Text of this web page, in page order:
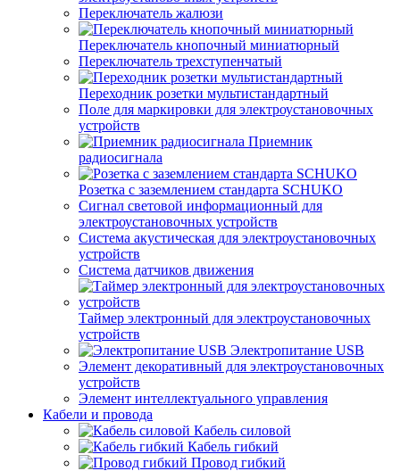
Переключатель жалюзи
Переключатель кнопочный миниатюрный
Переключатель трехступенчатый
Переходник розетки мультистандартный
Поле для маркировки для электроустановочных
устройств
Приемник
радиосигнала
Розетка с заземлением стандарта SCHUKO
Сигнал световой информационный для
электроустановочных устройств
Система акустическая для электроустановочных
устройств
Система датчиков движения
Таймер электронный для электроустановочных
устройств
Электропитание USB
Элемент декоративный для электроустановочных
устройств
Элемент интеллектуального управления
Кабели и провода
Кабель силовой
Кабель гибкий
Провод гибкий